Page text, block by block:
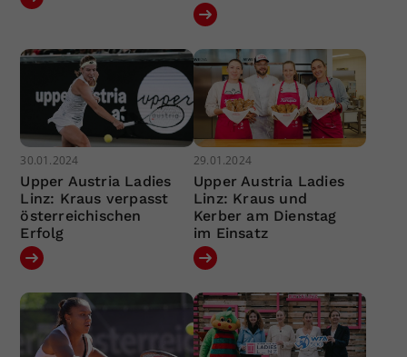
30.01.2024
Upper Austria Ladies
Linz: Kraus verpasst
österreichischen
Erfolg
29.01.2024
Upper Austria Ladies
Linz: Kraus und
Kerber am Dienstag
im Einsatz